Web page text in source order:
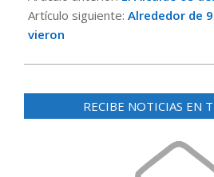
21
Artículo siguiente: Alrededor de
vieron
RECIBE NOTICIAS EN